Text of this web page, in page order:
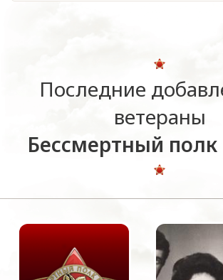
Последние
ветераны
Бессмертный полк